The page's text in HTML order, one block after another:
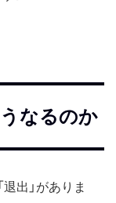
なるのか
出」がありま